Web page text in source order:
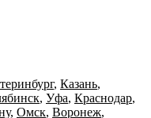
, Казань,
, Уфа, Краснодар,
, Омск, Воронеж,